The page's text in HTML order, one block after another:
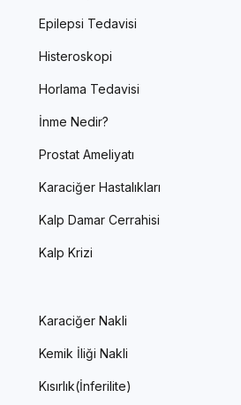
Epilepsi Tedavisi
Histeroskopi
Horlama Tedavisi
İnme Nedir?
Prostat Ameliyatı
Karaciğer Hastalıkları
Kalp Damar Cerrahisi
Kalp Krizi
Karaciğer Nakli
Kemik İliği Nakli
Kısırlık(İnferilite)